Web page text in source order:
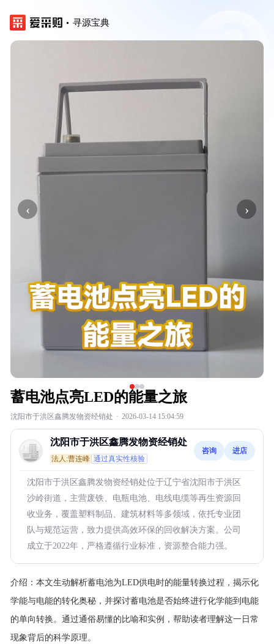
寻源宝典
‹ ›
蓄电池点亮LED的能量之旅
沈阳市于洪区鑫腾发物资经销处 · 2026-03-14 15:04:59
沈阳市于洪区鑫腾发物资经销处
法人:曹连峰 通过真实性核验
咨询 进店
沈阳市于洪区鑫腾发物资经销处位于辽宁省沈阳市于洪区
沙岭街道，主营废铁、电瓶电池、电线电缆等再生资源回
收业务，覆盖塑料制品、建筑材料等多领域，依托专业团
队与规范运营，致力提供高效环保的回收解决方案。公司
成立于2022年，严格遵循行业标准，资源整合能力强。
介绍： 本文生动解析蓄电池为LED供电时的能量转换过程，揭示化
学能与电能的转化奥秘，并探讨蓄电池是否始终进行化学能到电能
的单向转换。通过通俗易懂的比喻和实例，帮助读者理解这一日常
现象背后的科学原理。